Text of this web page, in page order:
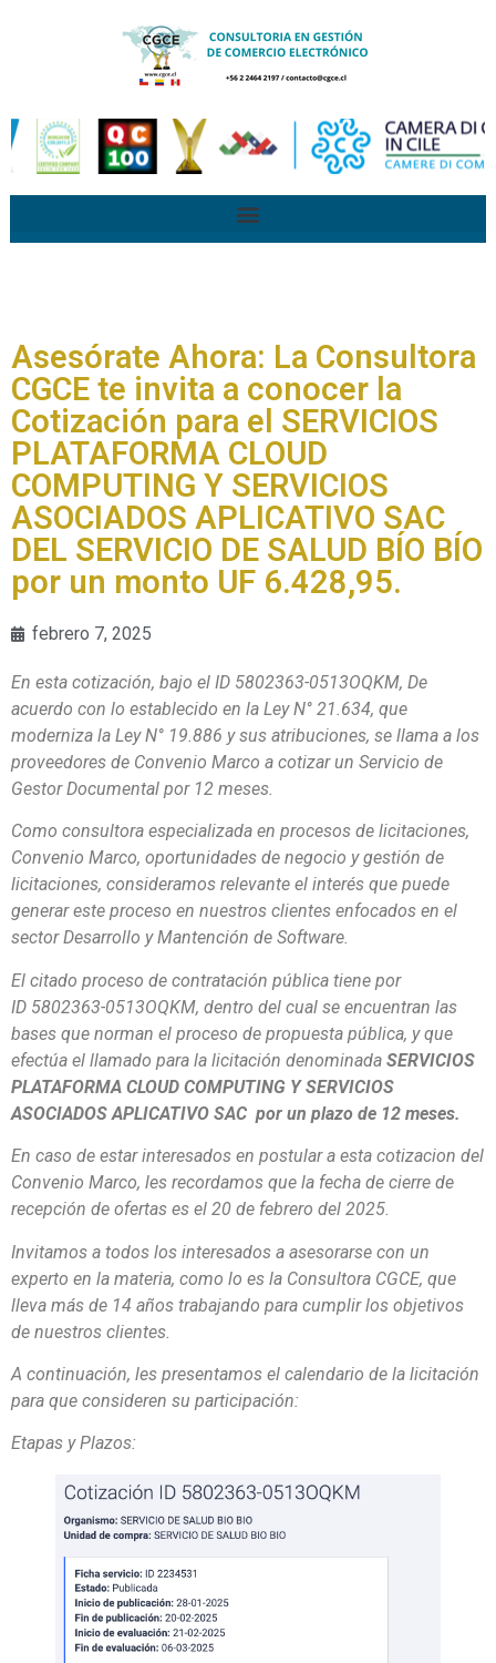
Asesórate Ahora: La Consultora
CGCE te invita a conocer la
Cotización para el SERVICIOS
PLATAFORMA CLOUD
COMPUTING Y SERVICIOS
ASOCIADOS APLICATIVO SAC
DEL SERVICIO DE SALUD BÍO BÍO
por un monto UF 6.428,95.
febrero 7, 2025
En esta cotización, bajo el ID 5802363-0513OQKM, De
acuerdo con lo establecido en la Ley N° 21.634, que
moderniza la Ley N° 19.886 y sus atribuciones, se llama a los
proveedores de Convenio Marco a cotizar un Servicio de
Gestor Documental por 12 meses.
Como consultora especializada en procesos de licitaciones,
Convenio Marco, oportunidades de negocio y gestión de
licitaciones, consideramos relevante el interés que puede
generar este proceso en nuestros clientes enfocados en el
sector Desarrollo y Mantención de Software.
El citado proceso de contratación pública tiene por
ID 5802363-0513OQKM, dentro del cual se encuentran las
bases que norman el proceso de propuesta pública, y que
efectúa el llamado para la licitación denominada SERVICIOS
PLATAFORMA CLOUD COMPUTING Y SERVICIOS
ASOCIADOS APLICATIVO SAC por un plazo de 12 meses.
En caso de estar interesados en postular a esta cotizacion del
Convenio Marco, les recordamos que la fecha de cierre de
recepción de ofertas es el 20 de febrero del 2025.
Invitamos a todos los interesados a asesorarse con un
experto en la materia, como lo es la Consultora CGCE, que
lleva más de 14 años trabajando para cumplir los objetivos
de nuestros clientes.
A continuación, les presentamos el calendario de la licitación
para que consideren su participación:
Etapas y Plazos: